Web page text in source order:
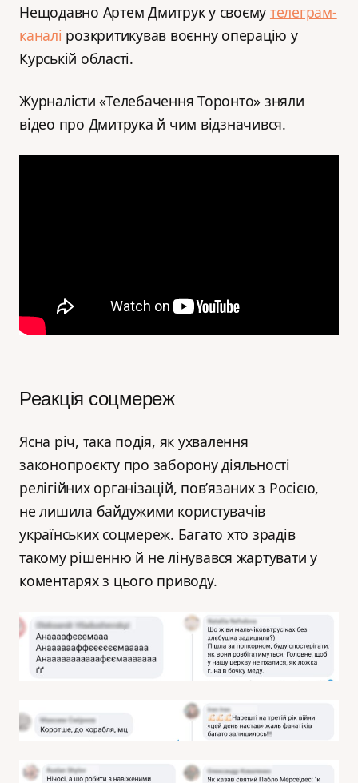
Нещодавно Артем Дмитрук у своєму телеграм-
каналі розкритикував воєнну операцію у
Курській області.
Журналісти «Телебачення Торонто» зняли
відео про Дмитрука й чим відзначився.
Реакція соцмереж
Ясна річ, така подія, як ухвалення
законопроєкту про заборону діяльності
релігійних організацій, пов’язаних з Росією,
не лишила байдужими користувачів
українських соцмереж. Багато хто зрадів
такому рішенню й не лінувався жартувати у
коментарях з цього приводу.